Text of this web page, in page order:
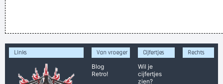
Links
Van vroeger
Blog
Retro!
Cijfertjes
Wil je
cijfertjes
zien?
Rechts